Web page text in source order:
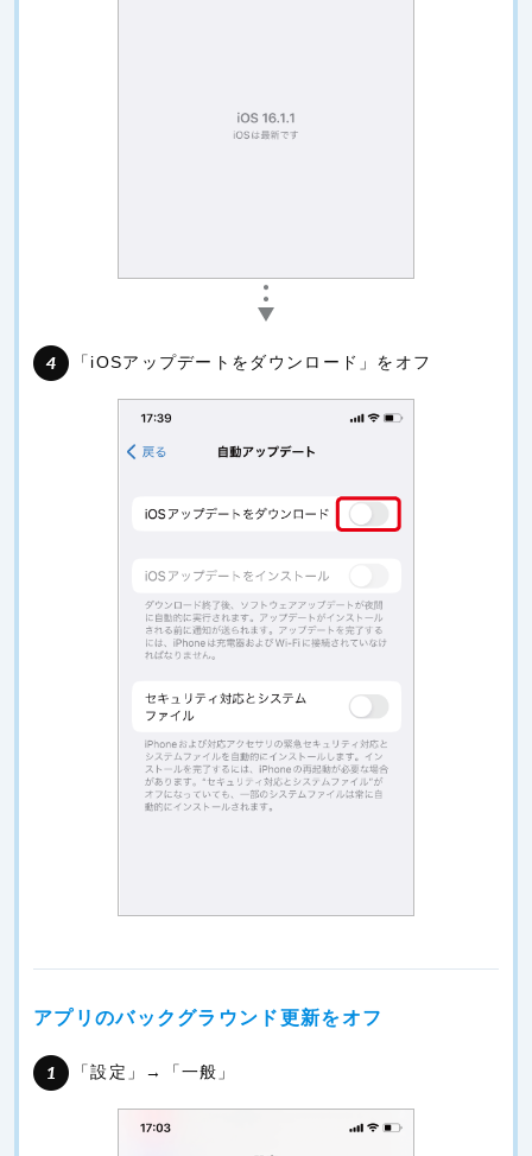
「iOSアップデートをダウンロード」をオフ
アプリのバックグラウンド更新をオフ
「設定」→「一般」